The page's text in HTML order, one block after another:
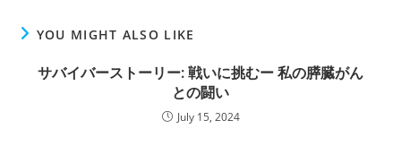
YOU MIGHT ALSO LIKE
サバイバーストーリー: 戦いに挑むー 私の膵臓がん
との闘い
July 15, 2024